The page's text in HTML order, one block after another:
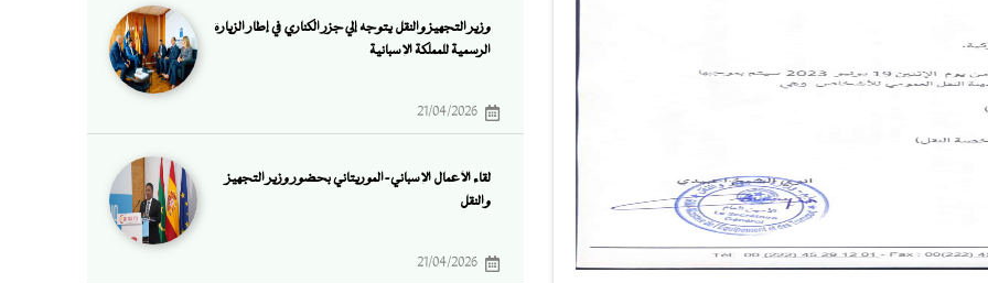
وزير التجهيز والنقل يتوجه إلي جزر الكناري في إطار الزيارة
الرسمية للمملكة الإسبانية
21/04/2026
لقاء الأعمال الإسباني-الموريتاني بحضور وزير التجهيز
والنقل
21/04/2026